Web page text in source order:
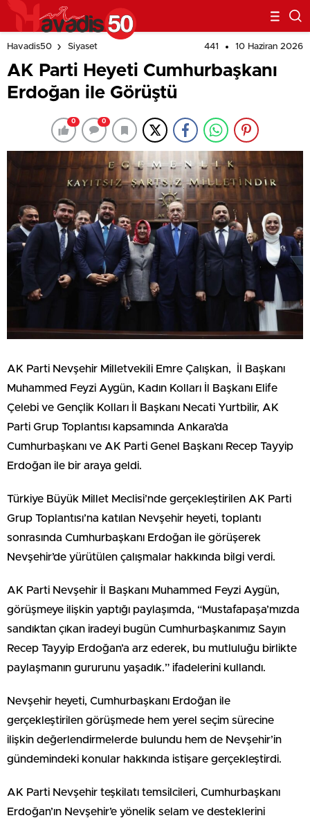
Havadis50 Siyaset 441 10 Haziran 2026
AK Parti Heyeti Cumhurbaşkanı
Erdoğan ile Görüştü
0 0
AK Parti Nevşehir Milletvekili Emre Çalışkan, İl Başkanı
Muhammed Feyzi Aygün, Kadın Kolları İl Başkanı Elife
Çelebi ve Gençlik Kolları İl Başkanı Necati Yurtbilir, AK
Parti Grup Toplantısı kapsamında Ankara’da
Cumhurbaşkanı ve AK Parti Genel Başkanı Recep Tayyip
Erdoğan ile bir araya geldi.
Türkiye Büyük Millet Meclisi’nde gerçekleştirilen AK Parti
Grup Toplantısı’na katılan Nevşehir heyeti, toplantı
sonrasında Cumhurbaşkanı Erdoğan ile görüşerek
Nevşehir’de yürütülen çalışmalar hakkında bilgi verdi.
AK Parti Nevşehir İl Başkanı Muhammed Feyzi Aygün,
görüşmeye ilişkin yaptığı paylaşımda, “Mustafapaşa’mızda
sandıktan çıkan iradeyi bugün Cumhurbaşkanımız Sayın
Recep Tayyip Erdoğan’a arz ederek, bu mutluluğu birlikte
paylaşmanın gururunu yaşadık.” ifadelerini kullandı.
Nevşehir heyeti, Cumhurbaşkanı Erdoğan ile
gerçekleştirilen görüşmede hem yerel seçim sürecine
ilişkin değerlendirmelerde bulundu hem de Nevşehir’in
gündemindeki konular hakkında istişare gerçekleştirdi.
AK Parti Nevşehir teşkilatı temsilcileri, Cumhurbaşkanı
Erdoğan’ın Nevşehir’e yönelik selam ve desteklerini